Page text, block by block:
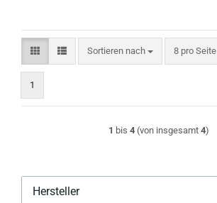
Sortieren nach
Sortieren nach 8 pro Seite
pro Seite
1
1 bis 4 (von insgesamt 4)
Hersteller